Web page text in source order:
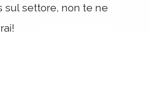
sul settore, non te ne